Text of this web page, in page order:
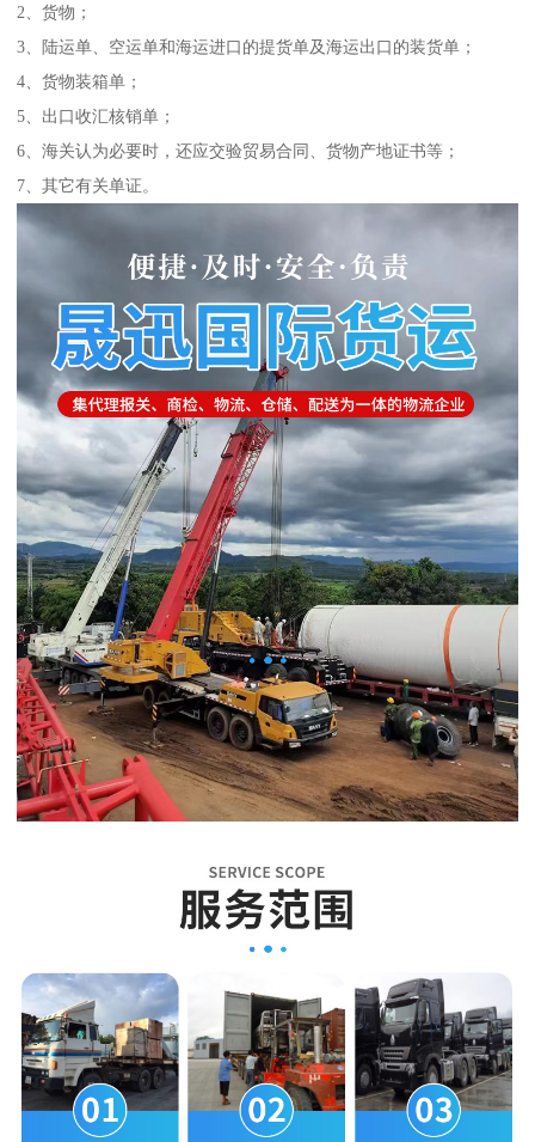
2、货物；
3、陆运单、空运单和海运进口的提货单及海运出口的装货单；
4、货物装箱单；
5、出口收汇核销单；
6、海关认为必要时，还应交验贸易合同、货物产地证书等；
7、其它有关单证。